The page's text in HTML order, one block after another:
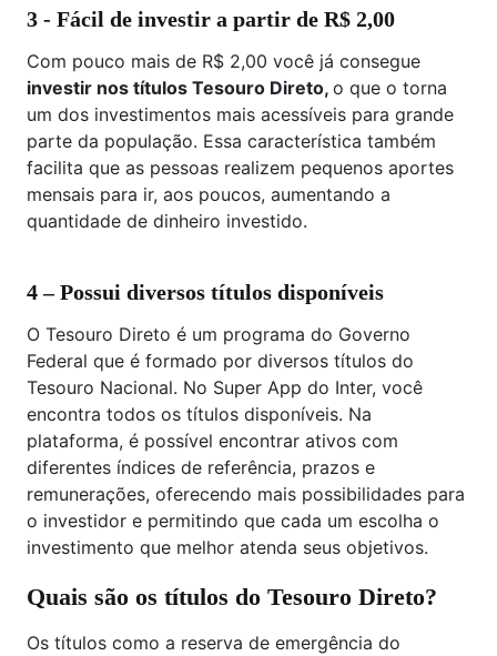
3 - Fácil de investir a partir de R$ 2,00
Com pouco mais de R$ 2,00 você já consegue
investir nos títulos Tesouro Direto, o que o torna
um dos investimentos mais acessíveis para grande
parte da população. Essa característica também
facilita que as pessoas realizem pequenos aportes
mensais para ir, aos poucos, aumentando a
quantidade de dinheiro investido.
4 – Possui diversos títulos disponíveis
O Tesouro Direto é um programa do Governo
Federal que é formado por diversos títulos do
Tesouro Nacional. No Super App do Inter, você
encontra todos os títulos disponíveis. Na
plataforma, é possível encontrar ativos com
diferentes índices de referência, prazos e
remunerações, oferecendo mais possibilidades para
o investidor e permitindo que cada um escolha o
investimento que melhor atenda seus objetivos.
Quais são os títulos do Tesouro Direto?
Os títulos como a reserva de emergência do